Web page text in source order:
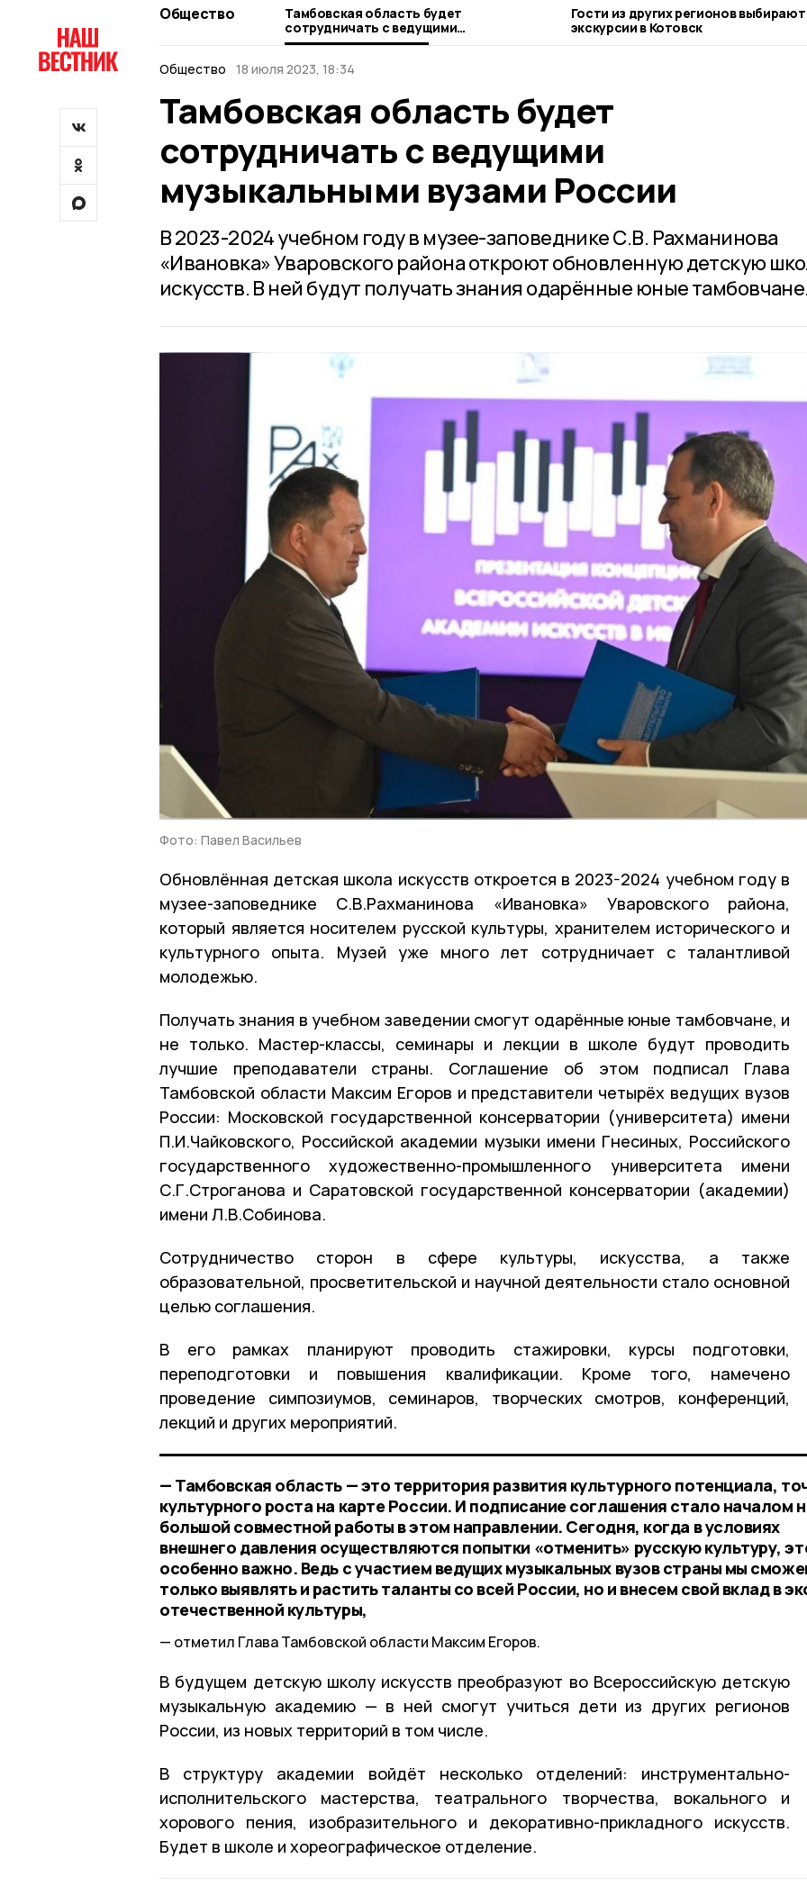
Общество
Тамбовская область будет
сотрудничать с ведущими
музыкальными вузами России
Гости из других регионов выбирают
экскурсии в Котовск
Общество
18 июля 2023, 18:34
Тамбовская область будет
сотрудничать с ведущими
музыкальными вузами России
В 2023-2024 учебном году в музее-заповеднике С.В. Рахманинова
«Ивановка» Уваровского района откроют обновленную детскую
искусств. В ней будут получать знания одарённые юные тамбовчане.
Фото: Павел Васильев
Обновлённая детская школа искусств откроется в 2023-2024 учебном году в
музее-заповеднике С.В.Рахманинова «Ивановка» Уваровского района,
который является носителем русской культуры, хранителем исторического и
культурного опыта. Музей уже много лет сотрудничает с талантливой
молодежью.
Получать знания в учебном заведении смогут одарённые юные тамбовчане, и
не только. Мастер-классы, семинары и лекции в школе будут проводить
лучшие преподаватели страны. Соглашение об этом подписал Глава
Тамбовской области Максим Егоров и представители четырёх ведущих вузов
России: Московской государственной консерватории (университета) имени
П.И.Чайковского, Российской академии музыки имени Гнесиных, Российского
государственного художественно-промышленного университета имени
С.Г.Строганова и Саратовской государственной консерватории (академии)
имени Л.В.Собинова.
Сотрудничество сторон в сфере культуры, искусства, а также
образовательной, просветительской и научной деятельности стало основной
целью соглашения.
В его рамках планируют проводить стажировки, курсы подготовки,
переподготовки и повышения квалификации. Кроме того, намечено
проведение симпозиумов, семинаров, творческих смотров, конференций,
лекций и других мероприятий.
— Тамбовская область — это территория развития культурного потенциала,
культурного роста на карте России. И подписание соглашения стало началом
большой совместной работы в этом направлении. Сегодня, когда в условиях
внешнего давления осуществляются попытки «отменить» русскую культуру,
особенно важно. Ведь с участием ведущих музыкальных вузов страны мы
только выявлять и растить таланты со всей России, но и внесем свой вклад в
отечественной культуры,
отметил Глава Тамбовской области Максим Егоров.
В будущем детскую школу искусств преобразуют во Всероссийскую детскую
музыкальную академию — в ней смогут учиться дети из других регионов
России, из новых территорий в том числе.
В структуру академии войдёт несколько отделений: инструментально-
исполнительского мастерства, театрального творчества, вокального и
хорового пения, изобразительного и декоративно-прикладного искусств.
Будет в школе и хореографическое отделение.